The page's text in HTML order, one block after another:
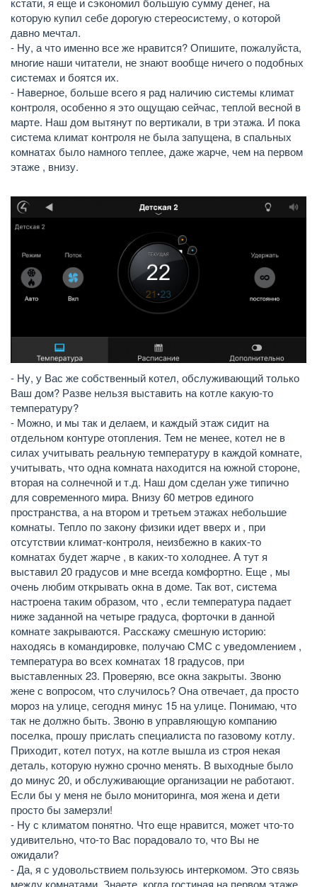
которую купил себе дорогую стереосистему, о которой
давно мечтал.
- Ну, а что именно все же нравится? Опишите, пожалуйста,
многие наши читатели, не знают вообще ничего о подобных
системах и боятся их.
- Наверное, больше всего я рад наличию системы климат
контроля, особенно я это ощущаю сейчас, теплой весной в
марте. Наш дом вытянут по вертикали, в три этажа. И пока
система климат контроля не была запущена, в спальных
комнатах было намного теплее, даже жарче, чем на первом
этаже , внизу.
- Ну, у Вас же собственный котел, обслуживающий только
Ваш дом? Разве нельзя выставить на котле какую-то
температуру?
- Можно, и мы так и делаем, и каждый этаж сидит на
отдельном контуре отопления. Тем не менее, котел не в
силах учитывать реальную температуру в каждой комнате,
учитывать, что одна комната находится на южной стороне,
вторая на солнечной и т.д. Наш дом сделан уже типично
для современного мира. Внизу 60 метров единого
пространства, а на втором и третьем этажах небольшие
комнаты. Тепло по закону физики идет вверх и , при
отсутствии климат-контроля, неизбежно в каких-то
комнатах будет жарче , в каких-то холоднее. А тут я
выставил 20 градусов и мне всегда комфортно. Еще , мы
очень любим открывать окна в доме. Так вот, система
настроена таким образом, что , если температура падает
ниже заданной на четыре градуса, форточки в данной
комнате закрываются. Расскажу смешную историю:
находясь в командировке, получаю СМС с уведомлением ,
температура во всех комнатах 18 градусов, при
выставленных 23. Проверяю, все окна закрыты. Звоню
жене с вопросом, что случилось? Она отвечает, да просто
мороз на улице, сегодня минус 15 на улице. Понимаю, что
так не должно быть. Звоню в управляющую компанию
поселка, прошу прислать специалиста по газовому котлу.
Приходит, котел потух, на котле вышла из строя некая
деталь, которую нужно срочно менять. В выходные было
до минус 20, и обслуживающие организации не работают.
Если бы у меня не было мониторинга, моя жена и дети
просто бы замерзли!
- Ну с климатом понятно. Что еще нравится, может что-то
удивительно, что-то Вас порадовало то, что Вы не
ожидали?
- Да, я с удовольствием пользуюсь интеркомом. Это связь